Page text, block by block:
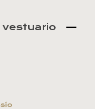
vestuario